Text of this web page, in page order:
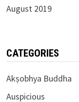
August 2019
CATEGORIES
Akṣobhya Buddha
Auspicious